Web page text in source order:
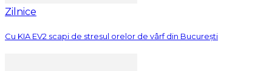
Zilnice
Cu KIA EV2 scapi de stresul orelor de vârf din București